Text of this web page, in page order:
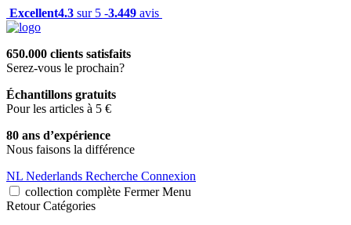
Excellent4.3 sur 5 -3.449 avis
650.000 clients satisfaits
Serez-vous le prochain?
Échantillons gratuits
Pour les articles à 5 €
80 ans d’expérience
Nous faisons la différence
NL Nederlands Recherche Connexion
collection complète Fermer Menu
Retour Catégories